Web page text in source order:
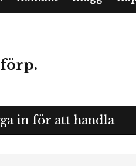
in för att handla